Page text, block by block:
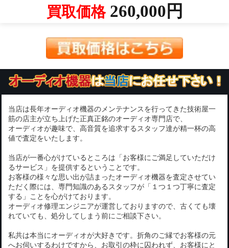
買取価格260,000円
当店は長年オーディオ機器のメンテナンスを行ってきた技術屋一
筋の店主が立ち上げた正真正銘のオーディオ専門店で、
オーディオが趣味で、高音質を追求するスタッフ達が精一杯の高
値で査定をいたします。
当店が一番心がけているところは「お客様にご満足していただけ
るサービス」を提供するということです。
お客様の様々な思い出が詰まったオーディオ機器を査定させてい
ただく際には、専門知識のあるスタッフが「１つ１つ丁寧に査定
する」ことを心がけております。
オーディオ修理エンジニアが運営しておりますので、古くても壊
れていても、処分してしまう前にご相談下さい。
私共は本当にオーディオが大好きです。折角のご縁でお客様の元
へお伺いするわけですから、お取引の枠に囚われず、お客様にと